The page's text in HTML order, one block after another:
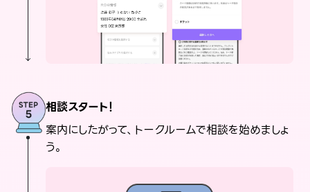
相談スタート！
案内にしたがって、トークルームで相談を始めましょ
う。